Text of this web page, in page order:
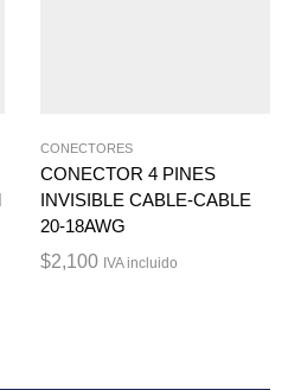
CONECTORES
CONECTOR 4 PINES
INVISIBLE CABLE-CABLE
20-18AWG
$2,100 IVA incluido